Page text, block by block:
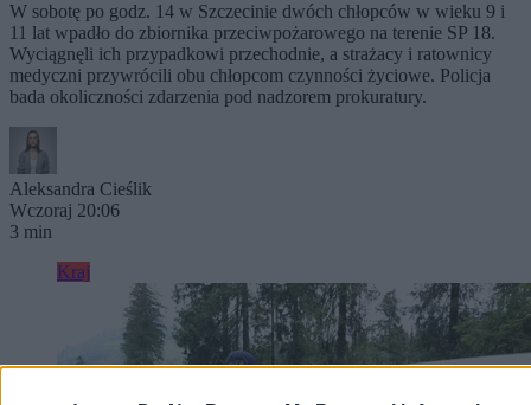
W sobotę po godz. 14 w Szczecinie dwóch chłopców w wieku 9 i
11 lat wpadło do zbiornika przeciwpożarowego na terenie SP 18.
Wyciągnęli ich przypadkowi przechodnie, a strażacy i ratownicy
medyczni przywrócili obu chłopcom czynności życiowe. Policja
bada okoliczności zdarzenia pod nadzorem prokuratury.
Aleksandra Cieślik
Wczoraj 20:06
3 min
Kraj